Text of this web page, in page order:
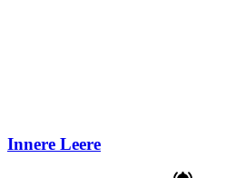
Innere Leere